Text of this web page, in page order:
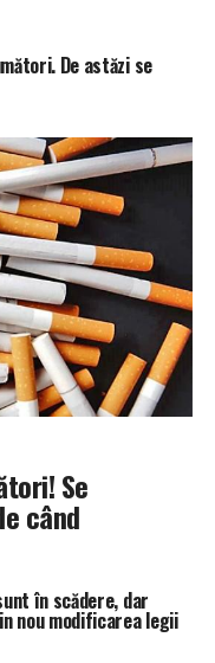
De astăzi se
Se
când
în scădere, dar
nou modificarea legii